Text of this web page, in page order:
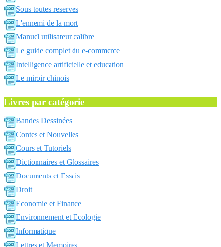
Sous toutes reserves
L'ennemi de la mort
Manuel utilisateur calibre
Le guide complet du e-commerce
Intelligence artificielle et education
Le miroir chinois
Livres par catégorie
Bandes Dessinées
Contes et Nouvelles
Cours et Tutoriels
Dictionnaires et Glossaires
Documents et Essais
Droit
Economie et Finance
Environnement et Ecologie
Informatique
Lettres et Memoires